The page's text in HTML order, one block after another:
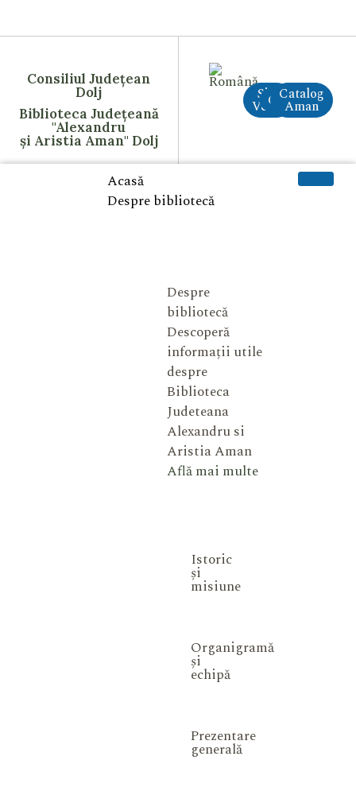
Consiliul Județean
Dolj
Biblioteca Județeană
"Alexandru
și Aristia Aman" Dolj
Site
VechiCreAI
Catalog
Aman
Acasă
Despre bibliotecă
Despre
bibliotecă
Descoperă
informații utile
despre
Biblioteca
Judeteana
Alexandru si
Aristia Aman
Află mai multe
Istoric
și
misiune
Organigramă
și
echipă
Prezentare
generală